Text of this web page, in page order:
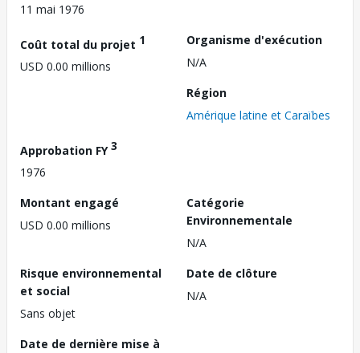
11 mai 1976
Coût total du projet 1
USD 0.00 millions
Organisme d'exécution
N/A
Région
Amérique latine et Caraïbes
Approbation FY3
1976
Montant engagé
USD 0.00 millions
Catégorie
Environnementale
N/A
Risque environnemental
et social
Sans objet
Date de clôture
N/A
Date de dernière mise à